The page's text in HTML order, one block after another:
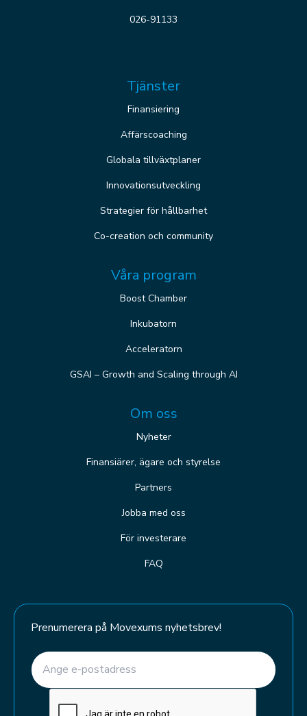
026-91133
Tjänster
Finansiering
Affärscoaching
Globala tillväxtplaner
Innovationsutveckling
Strategier för hållbarhet
Co-creation och community
Våra program
Boost Chamber
Inkubatorn
Acceleratorn
GSAI – Growth and Scaling through AI
Om oss
Nyheter
Finansiärer, ägare och styrelse
Partners
Jobba med oss
För investerare
FAQ
Prenumerera på Movexums nyhetsbrev!
E-post